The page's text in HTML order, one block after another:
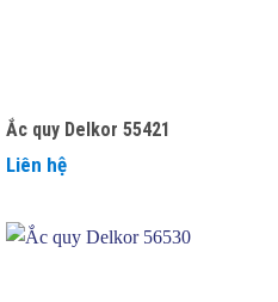
Ắc quy Delkor 55421
Liên hệ